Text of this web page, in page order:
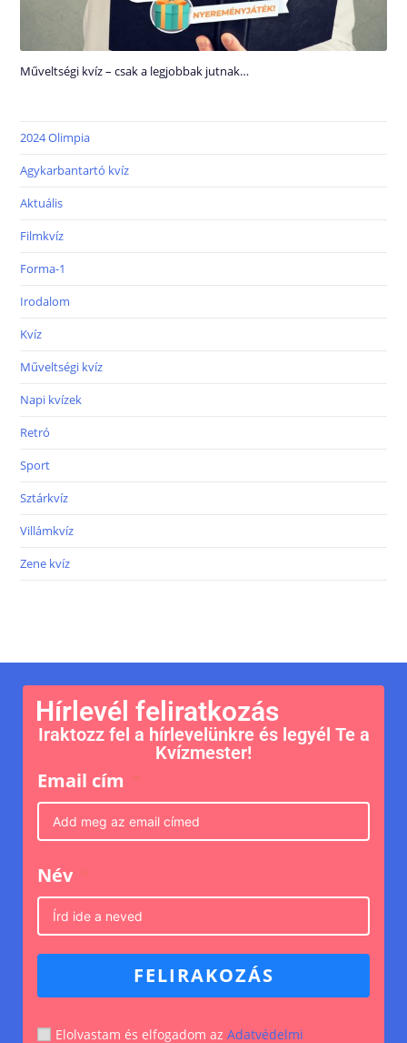
Műveltségi kvíz – csak a legjobbak jutnak…
2024 Olimpia
Agykarbantartó kvíz
Aktuális
Filmkvíz
Forma-1
Irodalom
Kvíz
Műveltségi kvíz
Napi kvízek
Retró
Sport
Sztárkvíz
Villámkvíz
Zene kvíz
Hírlevél feliratkozás
Iraktozz fel a hírlevelünkre és legyél Te a
Kvízmester!
Email cím
Név
FELIRAKOZÁS
Elolvastam és elfogadom az Adatvédelmi